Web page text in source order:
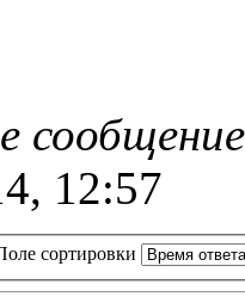
12:57
сортировки